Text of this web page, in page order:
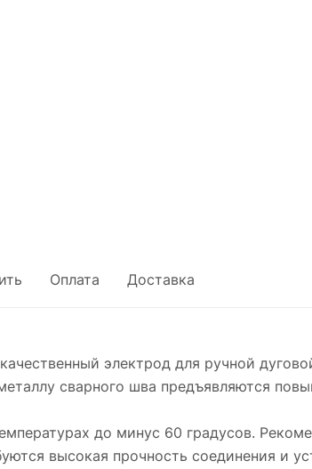
Оплата Доставка
электрод для ручной
сварного шва предъявляются
до минус 60 градусов.
высокая прочность соединения и